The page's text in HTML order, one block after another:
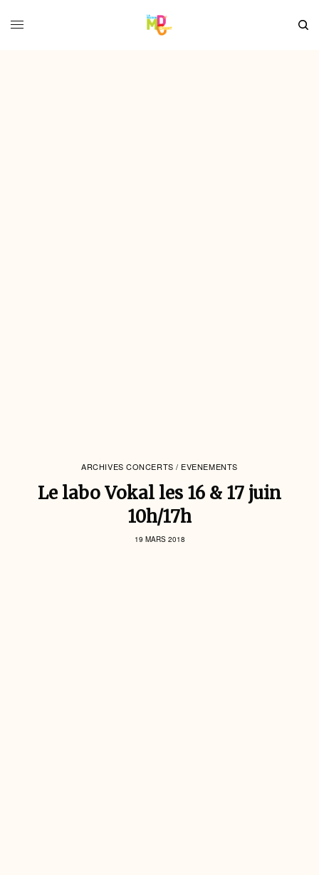
ARCHIVES CONCERTS / EVENEMENTS
Le labo Vokal les 16 & 17 juin
10h/17h
19 MARS 2018